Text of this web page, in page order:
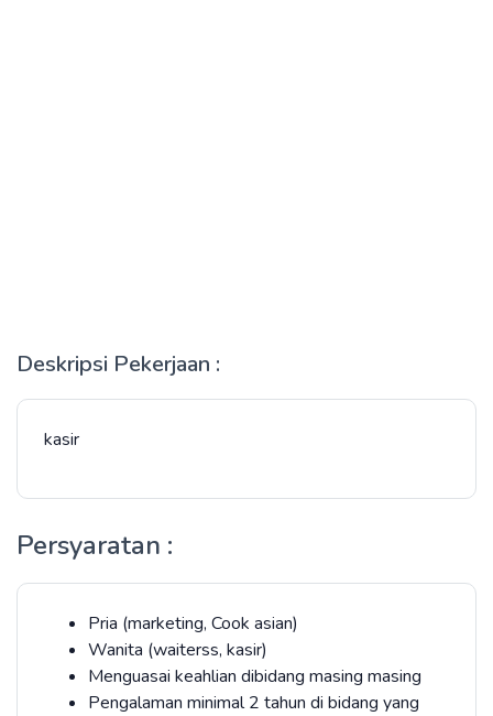
Deskripsi Pekerjaan :
kasir
Persyaratan :
Pria (marketing, Cook asian)
Wanita (waiterss, kasir)
Menguasai keahlian dibidang masing masing
Pengalaman minimal 2 tahun di bidang yang